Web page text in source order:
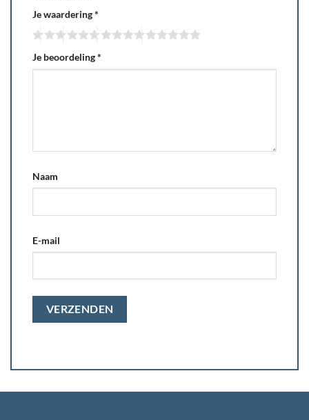
Je waardering*
Je beoordeling*
Naam
E-mail